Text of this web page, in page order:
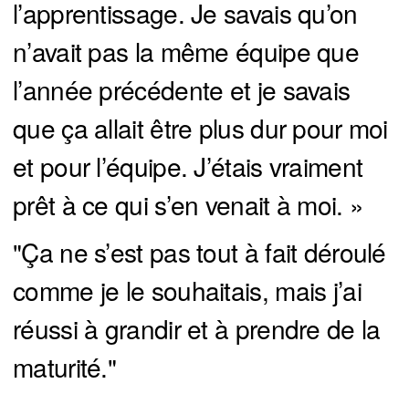
l’apprentissage. Je savais qu’on
n’avait pas la même équipe que
l’année précédente et je savais
que ça allait être plus dur pour moi
et pour l’équipe. J’étais vraiment
prêt à ce qui s’en venait à moi. »
"Ça ne s’est pas tout à fait déroulé
comme je le souhaitais, mais j’ai
réussi à grandir et à prendre de la
maturité."